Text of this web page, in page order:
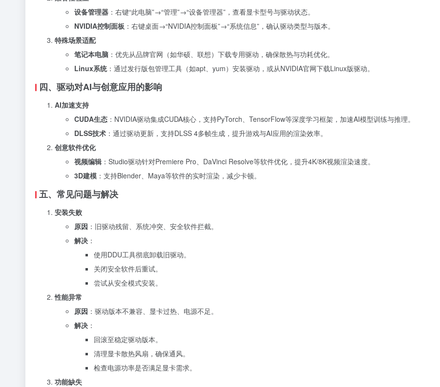
设备管理器 ：右键“此电脑”→“管理”→“设备管理器”，查看显卡型号与驱动状态。
NVIDIA控制面板 ：右键桌面→“NVIDIA控制面板”→“系统信息”，确认驱动类型与版本。
特殊场景适配
笔记本电脑 ：优先从品牌官网（如华硕、联想）下载专用驱动，确保散热与功耗优化。
Linux系统：通过发行版包管理工具（如apt、yum）安装驱动，或从NVIDIA官网下载Linux版驱动。
四、驱动对AI与创意应用的影响
AI加速支持
CUDA生态 ：NVIDIA驱动集成CUDA核心，支持PyTorch、TensorFlow等深度学习框架，加速AI模型训练与推理。
DLSS技术 ：通过驱动更新，支持DLSS 4多帧生成，提升游戏与AI应用的渲染效率。
创意软件优化
视频编辑 ：Studio驱动针对Premiere Pro、DaVinci Resolve等软件优化，提升4K/8K视频渲染速度。
3D建模 ：支持Blender、Maya等软件的实时渲染，减少卡顿。
五、常见问题与解决
安装失败
原因 ：旧驱动残留、系统冲突、安全软件拦截。
解决 ：
使用DDU工具彻底卸载旧驱动。
关闭安全软件后重试。
尝试从安全模式安装。
性能异常
原因 ：驱动版本不兼容、显卡过热、电源不足。
解决 ：
回滚至稳定驱动版本。
清理显卡散热风扇，确保通风。
检查电源功率是否满足显卡需求。
功能缺失